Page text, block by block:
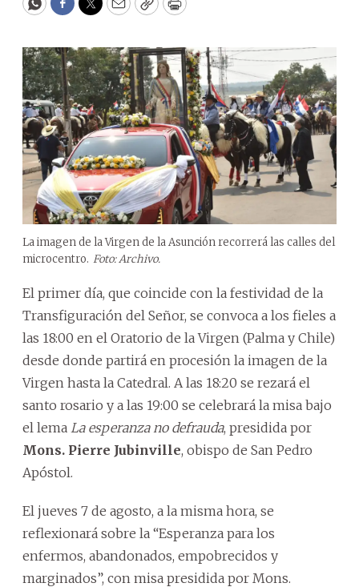
WhatsApp
Facebook
Twitter
EmailCopyPrint
La imagen de la Virgen de la Asunción recorrerá las calles del
microcentro. Foto: Archivo.
El primer día, que coincide con la festividad de la
Transfiguración del Señor, se convoca a los fieles a
las 18:00 en el Oratorio de la Virgen (Palma y Chile)
desde donde partirá en procesión la imagen de la
Virgen hasta la Catedral. A las 18:20 se rezará el
santo rosario y a las 19:00 se celebrará la misa bajo
el lema La esperanza no defrauda, presidida por
Mons. Pierre Jubinville, obispo de San Pedro
Apóstol.
El jueves 7 de agosto, a la misma hora, se
reflexionará sobre la “Esperanza para los
enfermos, abandonados, empobrecidos y
marginados”, con misa presidida por Mons.